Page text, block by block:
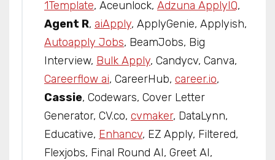
1Template, Aceunlock, Adzuna ApplyIQ,
Agent R, aiApply, ApplyGenie, Applyish,
Autoapply Jobs, BeamJobs, Big
Interview, Bulk Apply, Candycv, Canva,
Careerflow ai, CareerHub, career.io,
Cassie, Codewars, Cover Letter
Generator, CV.co, cvmaker, DataLynn,
Educative, Enhancv, EZ Apply, Filtered,
Flexjobs, Final Round AI, Greet AI,